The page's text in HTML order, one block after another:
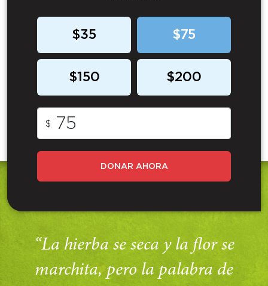
$35 $75
$150 $200
$
DONAR AHORA
“La hierba se seca y la flor se
marchita, pero la palabra de